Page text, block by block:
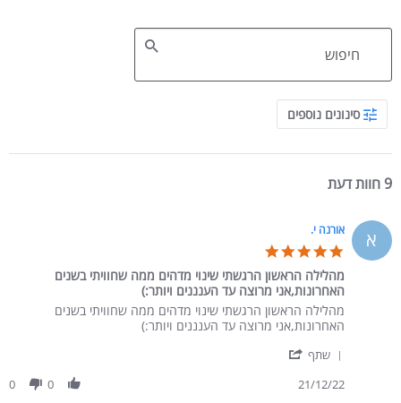
Search Reviews
סינונים נוספים
9 חוות דעת
א אורנה י.
מהלילה הראשון הרגשתי שינוי מדהים ממה שחוויתי בשנים
האחרונות,אני מרוצה עד הענננים ויותר:)
Review by אורנה י. on 21 Dec 2022
review stating מהלילה הראשון הרגשתי שינוי מדהים ממה שחוויתי בשנים האחרונות,אני מרוצה עד הענננים ויותר:)
מהלילה הראשון הרגשתי שינוי מדהים ממה שחוויתי בשנים
האחרונות,אני מרוצה עד הענננים ויותר:)
שתף
21/12/22
0
0